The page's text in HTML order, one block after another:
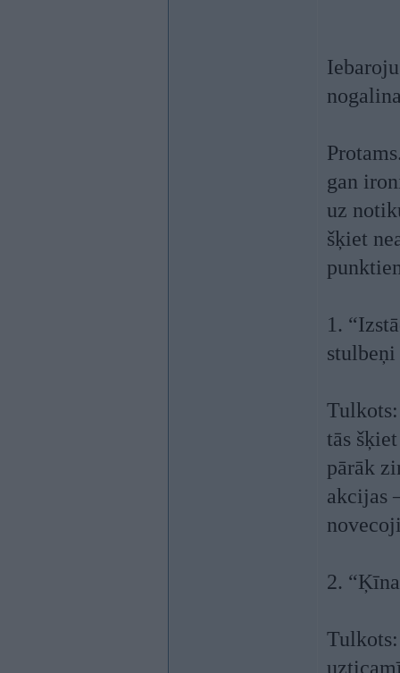
gan
uz
šķiet
1.
tās
pārāk
akcijas
2.